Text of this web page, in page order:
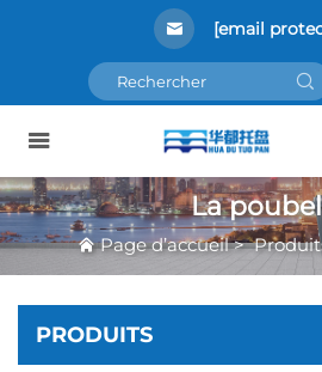
[email
La
Page d’accueil>
PRODUITS